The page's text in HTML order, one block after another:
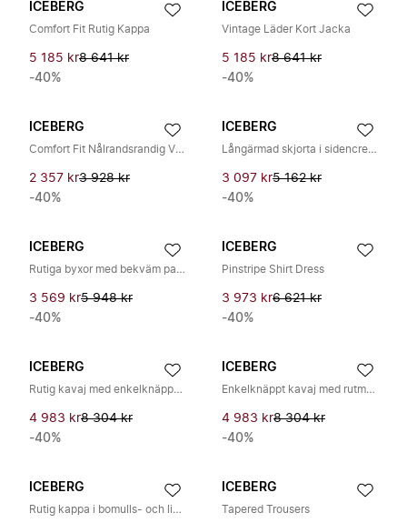
ICEBERG
Comfort Fit Rutig Kappa
5 185 kr8 641 kr
-40%
ICEBERG
Vintage Läder Kort Jacka
5 185 kr8 641 kr
-40%
ICEBERG
Comfort Fit Nålrandsrandig Viscose Skjorta
2 357 kr3 928 kr
-40%
ICEBERG
Långärmad skjorta i sidencrepe
3 097 kr5 162 kr
-40%
ICEBERG
Rutiga byxor med bekväm passform
3 569 kr5 948 kr
-40%
ICEBERG
Pinstripe Shirt Dress
3 973 kr6 621 kr
-40%
ICEBERG
Rutig kavaj med enkelknäppning
4 983 kr8 304 kr
-40%
ICEBERG
Enkelknäppt kavaj med rutmönster
4 983 kr8 304 kr
-40%
ICEBERG
Rutig kappa i bomulls- och linneblandning
ICEBERG
Tapered Trousers